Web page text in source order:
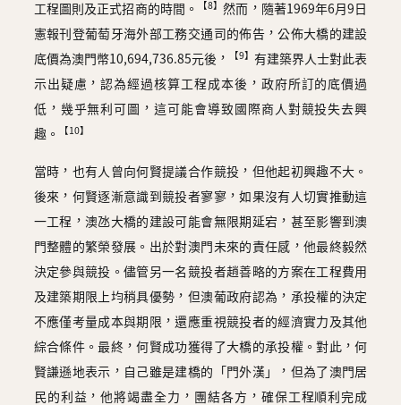
工程圖則及正式招商的時間。
【8】然而，隨著1969年6月9日
憲報刊登葡萄牙海外部工務交通司的佈告，公佈大橋的建設
底價為澳門幣10,694,736.85元後，
【9】 有建築界人士對此表
示出疑慮，認為經過核算工程成本後，政府所訂的底價過
低，幾乎無利可圖，這可能會導致國際商人對競投失去興
趣。
【10】
當時，也有人曾向何賢提議合作競投，但他起初興趣不大。
後來，何賢逐漸意識到競投者寥寥，如果沒有人切實推動這
一工程，澳氹大橋的建設可能會無限期延宕，甚至影響到澳
門整體的繁榮發展。出於對澳門未來的責任感，他最終毅然
決定參與競投。儘管另一名競投者趙善略的方案在工程費用
及建築期限上均稍具優勢，但澳葡政府認為，承投權的決定
不應僅考量成本與期限，還應重視競投者的經濟實力及其他
綜合條件。最終，何賢成功獲得了大橋的承投權。對此，何
賢謙遜地表示，自己雖是建橋的「門外漢」，但為了澳門居
民的利益，他將竭盡全力，團結各方，確保工程順利完成